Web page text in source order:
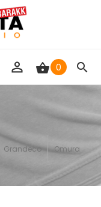
0
Grandeco Omura